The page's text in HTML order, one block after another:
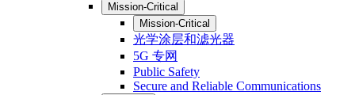
Mission-Critical
Mission-Critical
光学涂层和滤光器
5G 专网
Public Safety
Secure and Reliable Communications